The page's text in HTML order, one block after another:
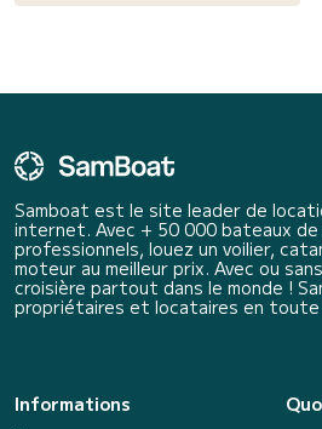
Samboat est le site leader de
internet. Avec + 50 000 bateaux
professionnels, louez un voilier,
moteur au meilleur prix. Avec ou
croisière partout dans le monde !
propriétaires et locataires en toute
Informations